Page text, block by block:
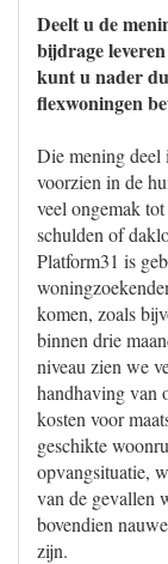
Deelt u de
bijdrage
kunt u nader
flexwoningen
Die mening deel
voorzien in de
veel ongemak
schulden of
Platform31 is
komen, zoals
binnen drie
niveau zien we
handhaving van
kosten voor
geschikte
opvangsituatie,
van de gevallen
bovendien
zijn.